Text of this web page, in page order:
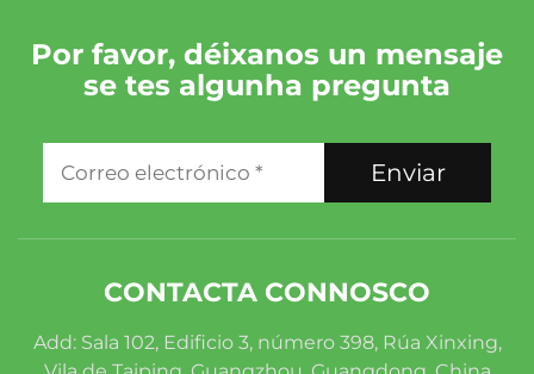
Por favor, déixanos un mensaje
se tes algunha pregunta
Enviar
CONTACTA CONNOSCO
Add: Sala 102, Edificio 3, número 398, Rúa Xinxing,